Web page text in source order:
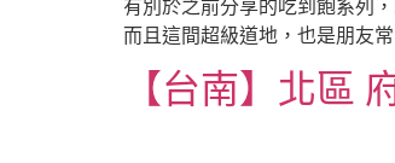
有別於之前分享的吃到飽系列
而且這間超級道地，也是朋友
【台南】北區